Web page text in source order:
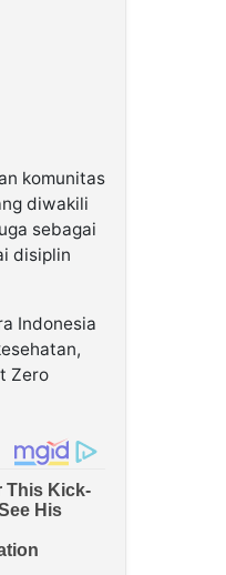
komunitas
diwakili
sebagai
disiplin
Indonesia
Zero